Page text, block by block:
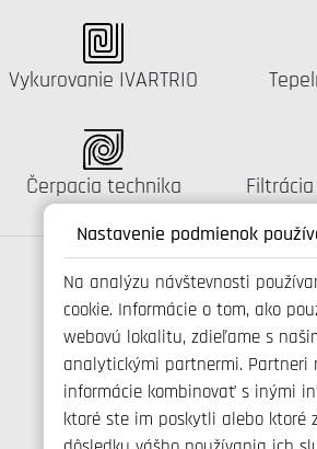
Nastavenie podmienok
Na analýzu návštevnosti
cookie. Informácie o tom, ako
webovú lokalitu, zdieľame s
analytickými partnermi. Partneri
informácie kombinovať s inými
ktoré ste im poskytli alebo ktoré
Katalógus:
Vykurovanie IVARTRIO
Katalógus:
Čerpacia technika
Spojte se s námi
+421 346 214 431